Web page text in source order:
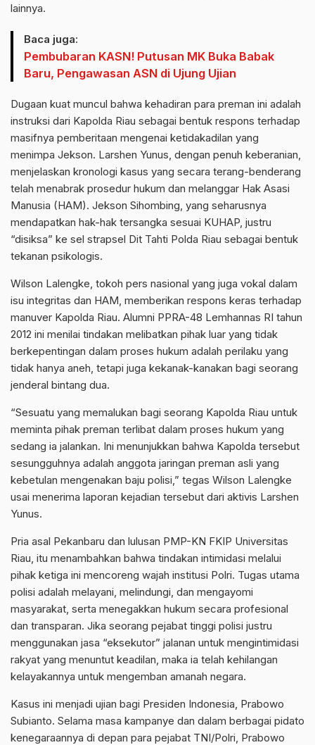
lainnya.
Baca juga:
Pembubaran KASN! Putusan MK Buka Babak
Baru, Pengawasan ASN di Ujung Ujian
Dugaan kuat muncul bahwa kehadiran para preman ini adalah
instruksi dari Kapolda Riau sebagai bentuk respons terhadap
masifnya pemberitaan mengenai ketidakadilan yang
menimpa Jekson. Larshen Yunus, dengan penuh keberanian,
menjelaskan kronologi kasus yang secara terang-benderang
telah menabrak prosedur hukum dan melanggar Hak Asasi
Manusia (HAM). Jekson Sihombing, yang seharusnya
mendapatkan hak-hak tersangka sesuai KUHAP, justru
“disiksa” ke sel strapsel Dit Tahti Polda Riau sebagai bentuk
tekanan psikologis.
Wilson Lalengke, tokoh pers nasional yang juga vokal dalam
isu integritas dan HAM, memberikan respons keras terhadap
manuver Kapolda Riau. Alumni PPRA-48 Lemhannas RI tahun
2012 ini menilai tindakan melibatkan pihak luar yang tidak
berkepentingan dalam proses hukum adalah perilaku yang
tidak hanya aneh, tetapi juga kekanak-kanakan bagi seorang
jenderal bintang dua.
“Sesuatu yang memalukan bagi seorang Kapolda Riau untuk
meminta pihak preman terlibat dalam proses hukum yang
sedang ia jalankan. Ini menunjukkan bahwa Kapolda tersebut
sesungguhnya adalah anggota jaringan preman asli yang
kebetulan mengenakan baju polisi,” tegas Wilson Lalengke
usai menerima laporan kejadian tersebut dari aktivis Larshen
Yunus.
Pria asal Pekanbaru dan lulusan PMP-KN FKIP Universitas
Riau, itu menambahkan bahwa tindakan intimidasi melalui
pihak ketiga ini mencoreng wajah institusi Polri. Tugas utama
polisi adalah melayani, melindungi, dan mengayomi
masyarakat, serta menegakkan hukum secara profesional
dan transparan. Jika seorang pejabat tinggi polisi justru
menggunakan jasa “eksekutor” jalanan untuk mengintimidasi
rakyat yang menuntut keadilan, maka ia telah kehilangan
kelayakannya untuk mengemban amanah negara.
Kasus ini menjadi ujian bagi Presiden Indonesia, Prabowo
Subianto. Selama masa kampanye dan dalam berbagai pidato
kenegaraannya di depan para pejabat TNI/Polri, Prabowo